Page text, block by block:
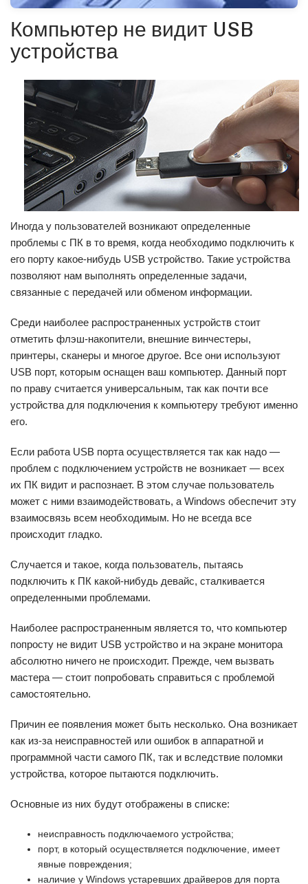
Компьютер не видит USB
устройства
Иногда у пользователей возникают определенные
проблемы с ПК в то время, когда необходимо подключить к
его порту какое-нибудь USB устройство. Такие устройства
позволяют нам выполнять определенные задачи,
связанные с передачей или обменом информации.
Среди наиболее распространенных устройств стоит
отметить флэш-накопители, внешние винчестеры,
принтеры, сканеры и многое другое. Все они используют
USB порт, которым оснащен ваш компьютер. Данный порт
по праву считается универсальным, так как почти все
устройства для подключения к компьютеру требуют именно
его.
Если работа USB порта осуществляется так как надо —
проблем с подключением устройств не возникает — всех
их ПК видит и распознает. В этом случае пользователь
может с ними взаимодействовать, а Windows обеспечит эту
взаимосвязь всем необходимым. Но не всегда все
происходит гладко.
Случается и такое, когда пользователь, пытаясь
подключить к ПК какой-нибудь девайс, сталкивается
определенными проблемами.
Наиболее распространенным является то, что компьютер
попросту не видит USB устройство и на экране монитора
абсолютно ничего не происходит. Прежде, чем вызвать
мастера — стоит попробовать справиться с проблемой
самостоятельно.
Причин ее появления может быть несколько. Она возникает
как из-за неисправностей или ошибок в аппаратной и
программной части самого ПК, так и вследствие поломки
устройства, которое пытаются подключить.
Основные из них будут отображены в списке:
неисправность подключаемого устройства;
порт, в который осуществляется подключение, имеет
явные повреждения;
наличие у Windows устаревших драйверов для порта